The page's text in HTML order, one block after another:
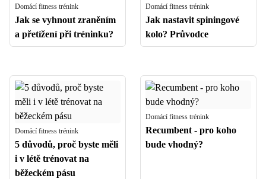
Domácí fitness trénink
Jak se vyhnout zraněním
a přetížení při tréninku?
Domácí fitness trénink
Jak nastavit spiningové
kolo? Průvodce
Domácí fitness trénink
5 důvodů, proč byste měli
i v létě trénovat na
běžeckém pásu
Domácí fitness trénink
Recumbent - pro koho
bude vhodný?